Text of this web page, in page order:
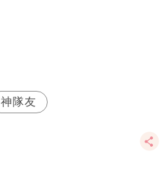
神隊友